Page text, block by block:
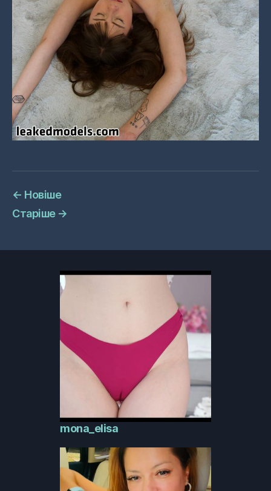
← Новіше
Старіше →
mona_elisa